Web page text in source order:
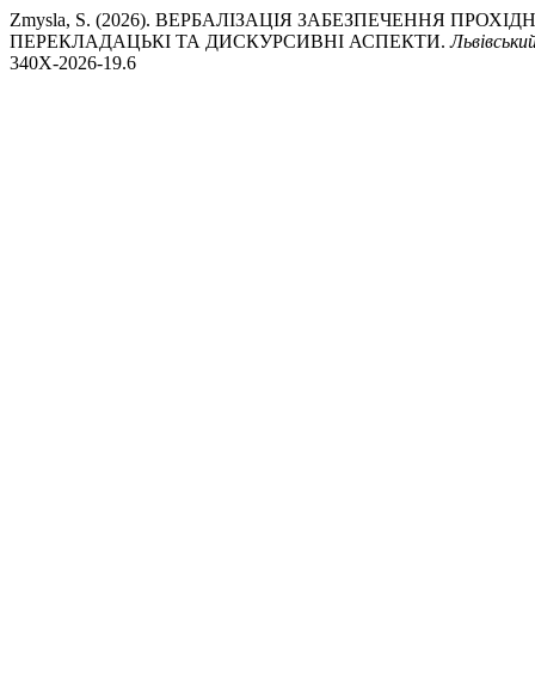
Zmysla, S. (2026). ВЕРБАЛІЗАЦІЯ ЗАБЕЗПЕЧЕННЯ
ПЕРЕКЛАДАЦЬКІ ТА ДИСКУРСИВНІ АСПЕКТИ.
340X-2026-19.6